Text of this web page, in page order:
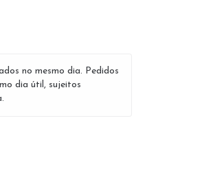
no mesmo dia. Pedidos
dia útil, sujeitos